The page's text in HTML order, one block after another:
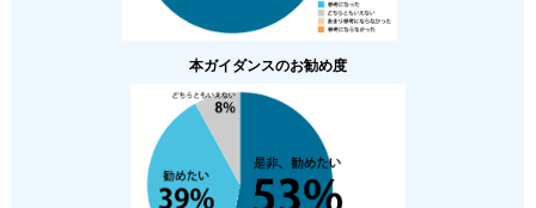
本ガイダンスのお勧め度